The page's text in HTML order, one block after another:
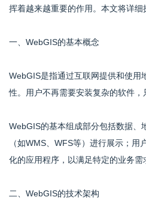
挥着越来越重要的作用。本文将详
一、WebGIS的基本概念
WebGIS是指通过互联网提供和使用
性。用户不再需要安装复杂的软件
WebGIS的基本组成部分包括数据、
（如WMS、WFS等）进行展示；
化的应用程序，以满足特定的业务需
二、WebGIS的技术架构